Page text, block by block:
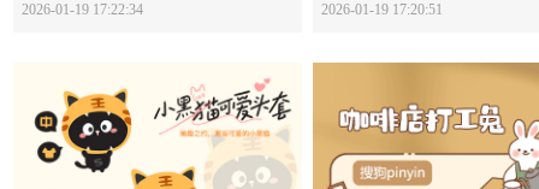
2026-01-19 17:22:34
2026-01-19 17:20:51